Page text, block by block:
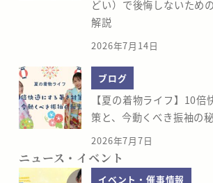
どい）で後悔しないため
解説
2026年7月14日
ブログ
【夏の着物ライフ】10倍
策と、今動くべき振袖の
2026年7月7日
ニュース・イベント
イベント・催事情報